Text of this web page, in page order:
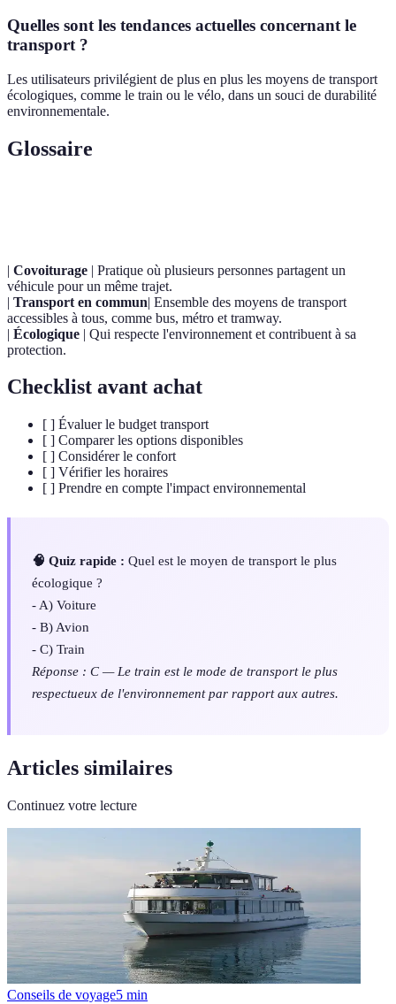
Quelles sont les tendances actuelles concernant le
transport ?
Les utilisateurs privilégient de plus en plus les moyens de transport
écologiques, comme le train ou le vélo, dans un souci de durabilité
environnementale.
Glossaire
| Covoiturage | Pratique où plusieurs personnes partagent un
véhicule pour un même trajet.
| Transport en commun| Ensemble des moyens de transport
accessibles à tous, comme bus, métro et tramway.
| Écologique | Qui respecte l'environnement et contribuent à sa
protection.
Checklist avant achat
[ ] Évaluer le budget transport
[ ] Comparer les options disponibles
[ ] Considérer le confort
[ ] Vérifier les horaires
[ ] Prendre en compte l'impact environnemental
🧠 Quiz rapide : Quel est le moyen de transport le plus
écologique ?
- A) Voiture
- B) Avion
- C) Train
Réponse : C — Le train est le mode de transport le plus
respectueux de l'environnement par rapport aux autres.
Articles similaires
Continuez votre lecture
Conseils de voyage5 min